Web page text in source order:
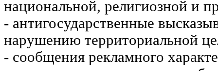
национальной, религиозной и
- антигосударственные
нарушению территориальной
- сообщения рекламного